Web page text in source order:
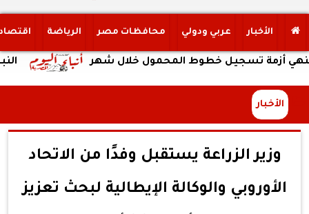
الأخبار عربي ودولي محافظات مصر الرياضة
النبؤة تسجيل خطوط المحمول خلال شهر
الأخبار
وزير الزراعة يستقبل وفدًا من الاتحاد
الأوروبي والوكالة الإيطالية لبحث تعزيز